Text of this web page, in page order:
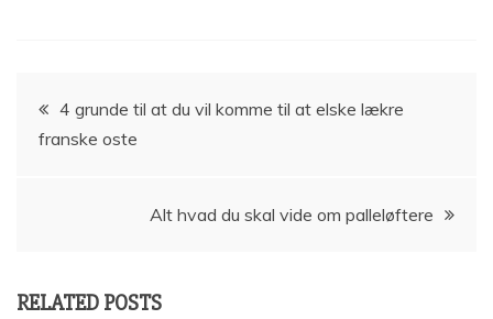
Indlægsnavigation
4 grunde til at du vil komme til at elske lækre
franske oste
Alt hvad du skal vide om palleløftere
RELATED POSTS